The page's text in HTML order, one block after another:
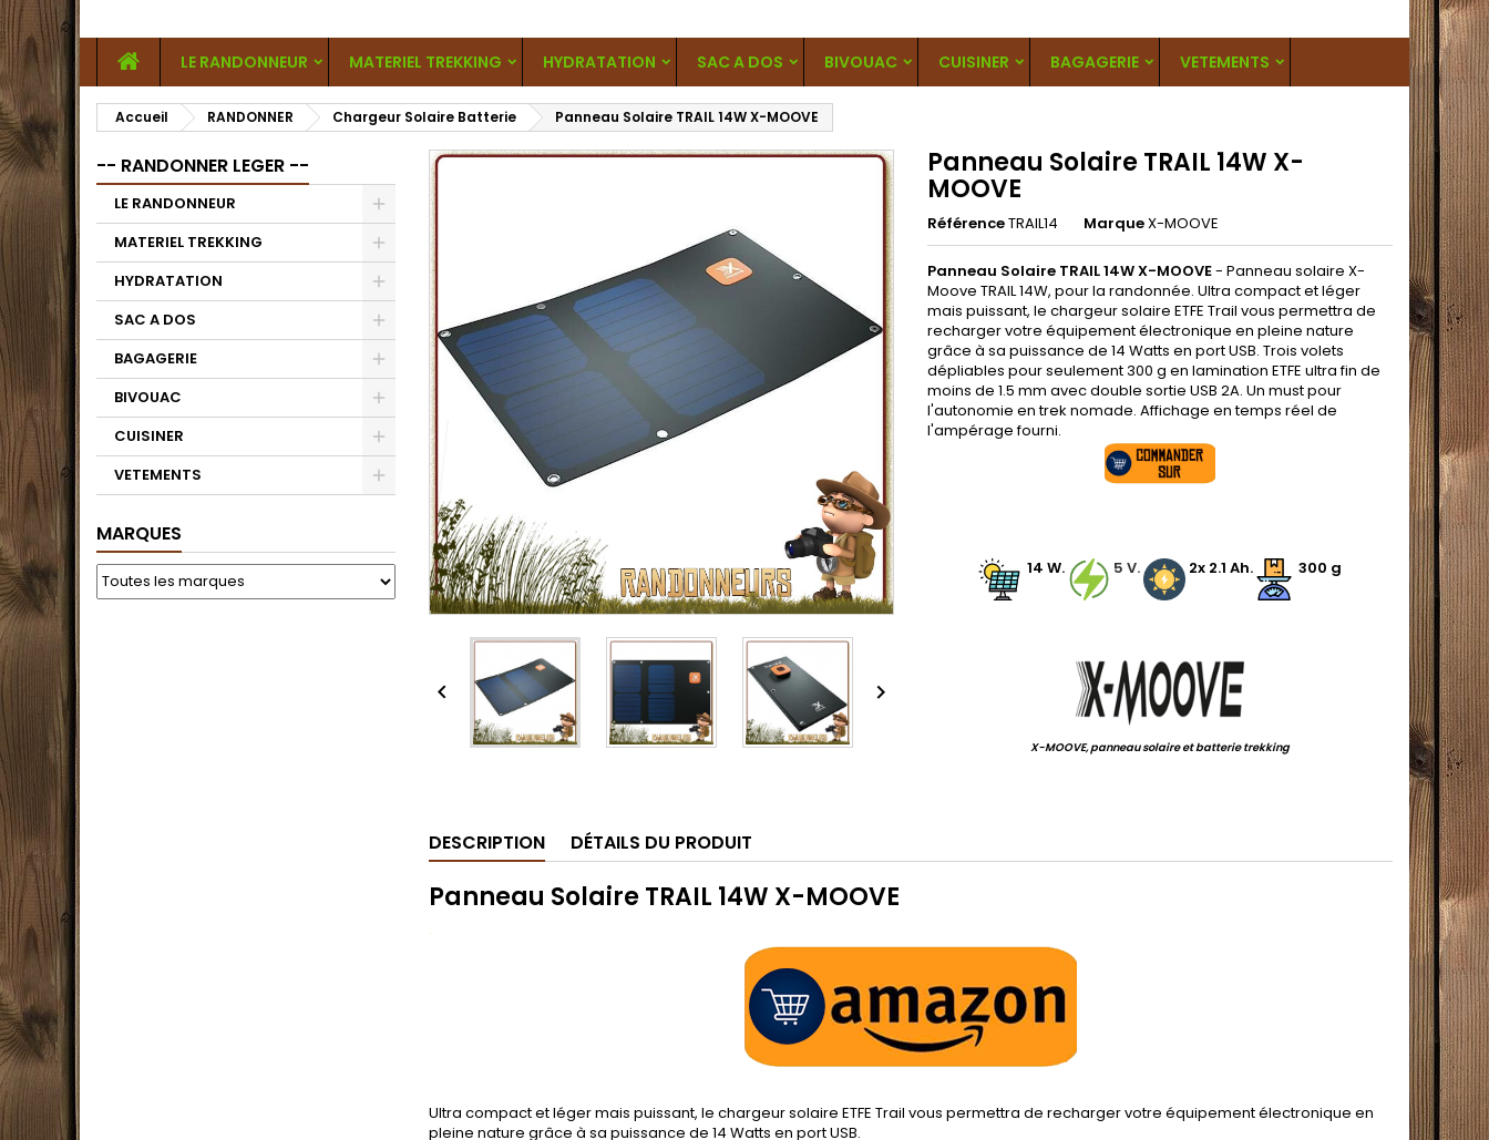
LE RANDONNEUR MATERIEL TREKKING HYDRATATION SAC A DOS BIVOUAC CUISINER BAGAGERIE VETEMENTS
Accueil RANDONNER Chargeur Solaire Batterie Panneau Solaire TRAIL 14W X-MOOVE
-- RANDONNER LEGER --
LE RANDONNEUR
MATERIEL TREKKING
HYDRATATION
SAC A DOS
BAGAGERIE
BIVOUAC
CUISINER
VETEMENTS
MARQUES
 
Panneau Solaire TRAIL 14W X-
MOOVE
RéférenceTRAIL14 MarqueX-MOOVE
Panneau Solaire TRAIL 14W X-MOOVE- Panneau solaire X-
Moove TRAIL 14W, pour la randonnée. Ultra compact et léger
mais puissant, le chargeur solaire ETFE Trail vous permettra de
recharger votre équipement électronique en pleine nature
grâce à sa puissance de 14 Watts en port USB. Trois volets
dépliables pour seulement 300 g en lamination ETFE ultra fin de
moins de 1.5 mm avec double sortie USB 2A. Un must pour
l'autonomie en trek nomade. Affichage en temps réel de
l'ampérage fourni.
14 W. 5 V. 2x 2.1 Ah. 300 g
X-MOOVE, panneau solaire et batterie trekking
DESCRIPTION DÉTAILS DU PRODUIT
Panneau Solaire TRAIL 14W X-MOOVE
.
Ultra compact et léger mais puissant, le chargeur solaire ETFE Trail vous permettra de recharger votre équipement électronique en
pleine nature grâce à sa puissance de 14 Watts en port USB.